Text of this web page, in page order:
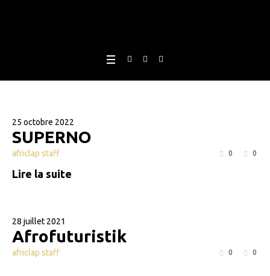
25 octobre 2022
SUPERNO
africlap staff 0 0
Lire la suite
28 juillet 2021
Afrofuturistik
africlap staff 0 0